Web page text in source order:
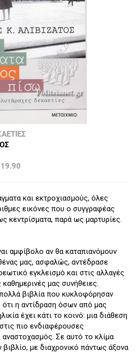
και εκτροχιασμούς, όλες
εικόνες που ο συγγραφέας
κεντρίσματα, παρά ως μαρτυρίες.
αμφίβολο αν θα καταπιανόμουν
μας, ασφαλώς, αντέδρασε
εγκλεισμό και στις αλλαγές
μας συνήθειες.
βιβλία που κυκλοφόρησαν
ότι η αντίδραση όσων από μας
έχει κάτι το κοινό: μια διάθεση
πιο ενδιαφέρουσες
αναστοχασμός. Σε αυτό το κλίμα
βιβλίο, με διαχρονικό πάντως άξονα